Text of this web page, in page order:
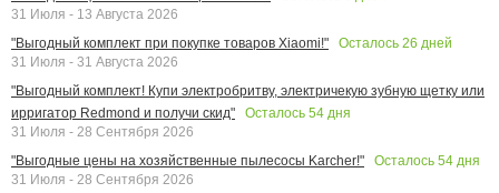
31 Июля - 13 Августа 2026
"Выгодный комплект при покупке товаров Xiaomi!"
Осталось 26 дней
31 Июля - 31 Августа 2026
"Выгодный комплект! Купи электробритву, электричекую зубную щетку или
ирригатор Redmond и получи скид"
Осталось 54 дня
31 Июля - 28 Сентября 2026
"Выгодные цены на хозяйственные пылесосы Karcher!"
Осталось 54 дня
31 Июля - 28 Сентября 2026